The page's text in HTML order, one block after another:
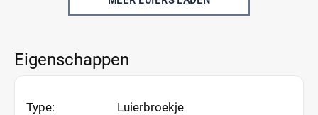
Eigenschappen
Type: Luierbroekje